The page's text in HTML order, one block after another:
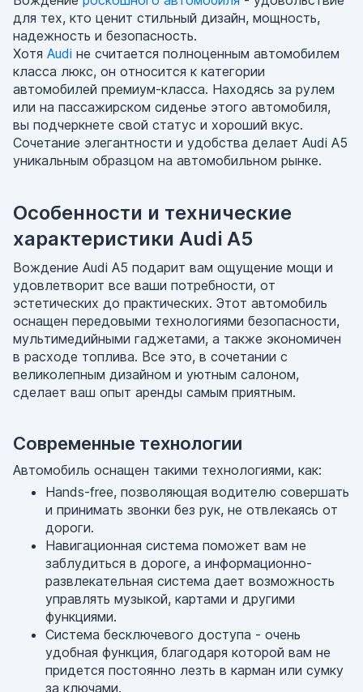
для тех, кто ценит стильный дизайн, мощность,
надежность и безопасность.
Хотя Audi не считается полноценным автомобилем
класса люкс, он относится к категории
автомобилей премиум-класса. Находясь за рулем
или на пассажирском сиденье этого автомобиля,
вы подчеркнете свой статус и хороший вкус.
Сочетание элегантности и удобства делает Audi A5
уникальным образцом на автомобильном рынке.
Особенности и технические
характеристики Audi A5
Вождение Audi A5 подарит вам ощущение мощи и
удовлетворит все ваши потребности, от
эстетических до практических. Этот автомобиль
оснащен передовыми технологиями безопасности,
мультимедийными гаджетами, а также экономичен
в расходе топлива. Все это, в сочетании с
великолепным дизайном и уютным салоном,
сделает ваш опыт аренды самым приятным.
Современные технологии
Автомобиль оснащен такими технологиями, как:
Hands-free, позволяющая водителю совершать
и принимать звонки без рук, не отвлекаясь от
дороги.
Навигационная система поможет вам не
заблудиться в дороге, а информационно-
развлекательная система дает возможность
управлять музыкой, картами и другими
функциями.
Система бесключевого доступа - очень
удобная функция, благодаря которой вам не
придется постоянно лезть в карман или сумку
за ключами.